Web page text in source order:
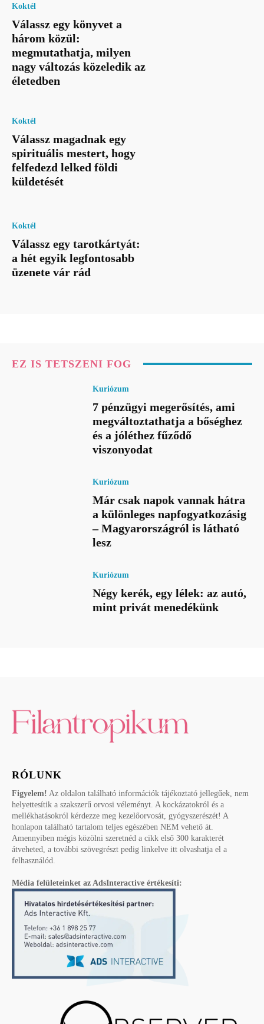
Koktél
Válassz egy könyvet a
három közül:
megmutathatja, milyen
nagy változás közeledik az
életedben
Koktél
Válassz magadnak egy
spirituális mestert, hogy
felfedezd lelked földi
küldetését
Koktél
Válassz egy tarotkártyát:
a hét egyik legfontosabb
üzenete vár rád
EZ IS TETSZENI FOG
Kuriózum
7 pénzügyi megerősítés, ami
megváltoztathatja a bőséghez
és a jóléthez fűződő
viszonyodat
Kuriózum
Már csak napok vannak hátra
a különleges napfogyatkozásig
– Magyarországról is látható
lesz
Kuriózum
Négy kerék, egy lélek: az autó,
mint privát menedékünk
RÓLUNK
Figyelem! Az oldalon található információk tájékoztató jellegűek, nem
helyettesítik a szakszerű orvosi véleményt. A kockázatokról és a
mellékhatásokról kérdezze meg kezelőorvosát, gyógyszerészét! A
honlapon található tartalom teljes egészében NEM vehető át.
Amennyiben mégis közölni szeretnéd a cikk első 300 karakterét
átveheted, a további szövegrészt pedig linkelve itt olvashatja el a
felhasználód.
Média felületeinket az AdsInteractive értékesíti: